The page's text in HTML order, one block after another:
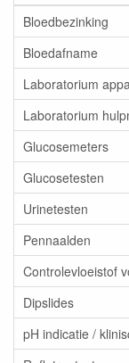
Bloedbezinking
Bloedafname
Laboratorium
Laboratorium
Glucosemeters
Glucosetesten
Urinetesten
Pennaalden
Controlevloeistof
Dipslides
pH indicatie /